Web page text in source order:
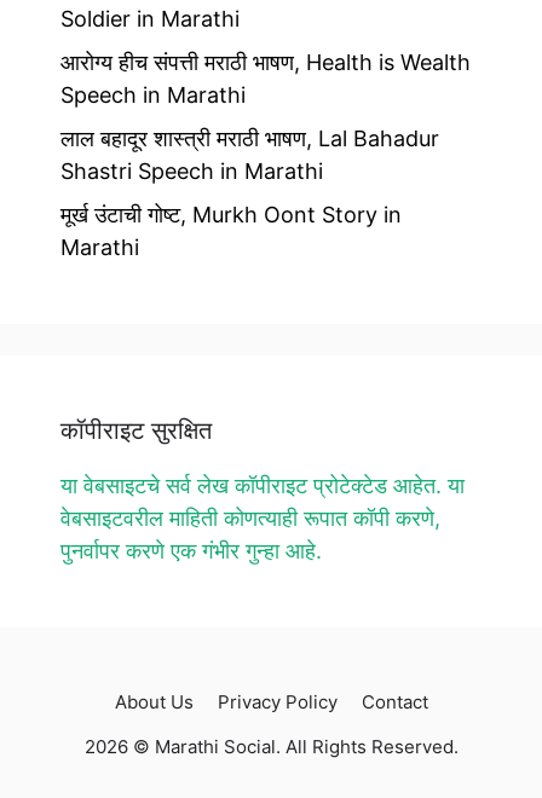
Soldier in Marathi
आरोग्य हीच संपत्ती मराठी भाषण, Health is Wealth
Speech in Marathi
लाल बहादूर शास्त्री मराठी भाषण, Lal Bahadur
Shastri Speech in Marathi
मूर्ख उंटाची गोष्ट, Murkh Oont Story in
Marathi
कॉपीराइट सुरक्षित
या वेबसाइटचे सर्व लेख कॉपीराइट प्रोटेक्टेड आहेत. या
वेबसाइटवरील माहिती कोणत्याही रूपात कॉपी करणे,
पुनर्वापर करणे एक गंभीर गुन्हा आहे.
About Us Privacy Policy
Contact
2026 © Marathi Social. All Rights Reserved.